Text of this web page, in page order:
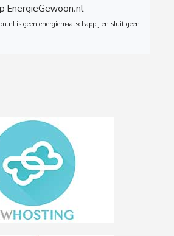
EnergieGewoon.nl
is geen energiemaatschappij en sluit geen